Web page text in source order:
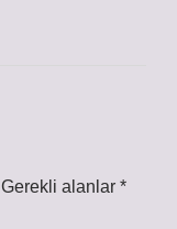
Gerekli alanlar *